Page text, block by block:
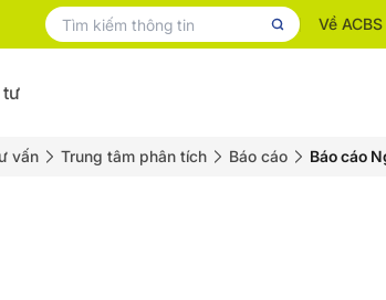
Về ACBS
tư
vấn Trung tâm phân tích Báo cáo Báo cáo